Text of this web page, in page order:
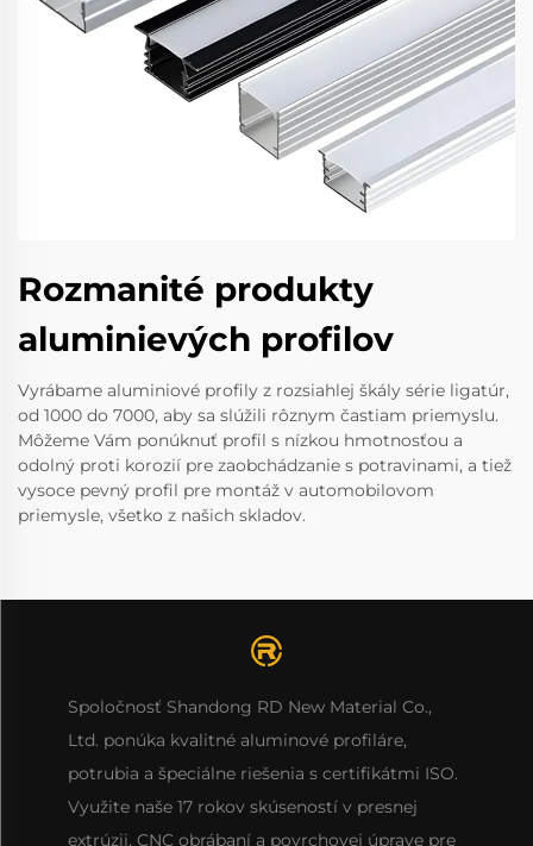
Rozmanité produkty
aluminievých profilov
Vyrábame aluminiové profily z rozsiahlej škály série ligatúr,
od 1000 do 7000, aby sa slúžili rôznym častiam priemyslu.
Môžeme Vám ponúknuť profil s nízkou hmotnosťou a
odolný proti korozií pre zaobchádzanie s potravinami, a tiež
vysoce pevný profil pre montáž v automobilovom
priemysle, všetko z našich skladov.
Spoločnosť Shandong RD New Material Co.,
Ltd. ponúka kvalitné aluminové profiláre,
potrubia a špeciálne riešenia s certifikátmi ISO.
Využite naše 17 rokov skúseností v presnej
extrúzii, CNC obrábaní a povrchovej úprave pre